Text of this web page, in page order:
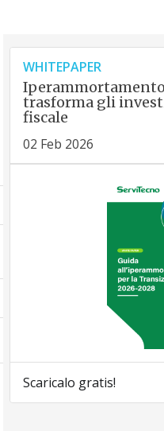
WHITEPAPER
trasforma gli
fiscale
02 Feb 2026
Scaricalo gratis!